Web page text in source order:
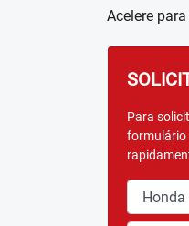
Acelere
Para
formulário